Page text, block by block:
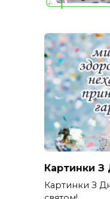
Картинки
Картинки З